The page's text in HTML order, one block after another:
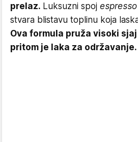
prelaz. Luksuzni spoj espresso
stvara blistavu toplinu koja
Ova formula pruža visoki
pritom je laka za održavanje.